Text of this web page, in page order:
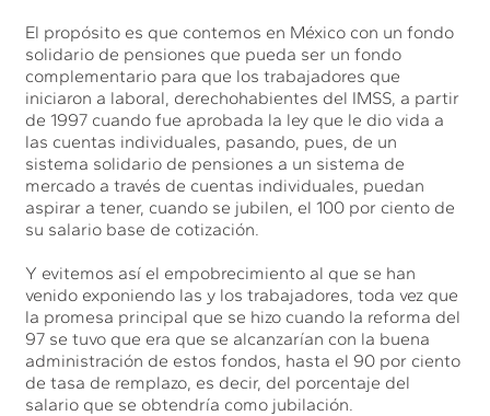
El propósito es que contemos en México con un fondo
solidario de pensiones que pueda ser un fondo
complementario para que los trabajadores que
iniciaron a laboral, derechohabientes del IMSS, a partir
de 1997 cuando fue aprobada la ley que le dio vida a
las cuentas individuales, pasando, pues, de un
sistema solidario de pensiones a un sistema de
mercado a través de cuentas individuales, puedan
aspirar a tener, cuando se jubilen, el 100 por ciento de
su salario base de cotización.
Y evitemos así el empobrecimiento al que se han
venido exponiendo las y los trabajadores, toda vez que
la promesa principal que se hizo cuando la reforma del
97 se tuvo que era que se alcanzarían con la buena
administración de estos fondos, hasta el 90 por ciento
de tasa de remplazo, es decir, del porcentaje del
salario que se obtendría como jubilación.